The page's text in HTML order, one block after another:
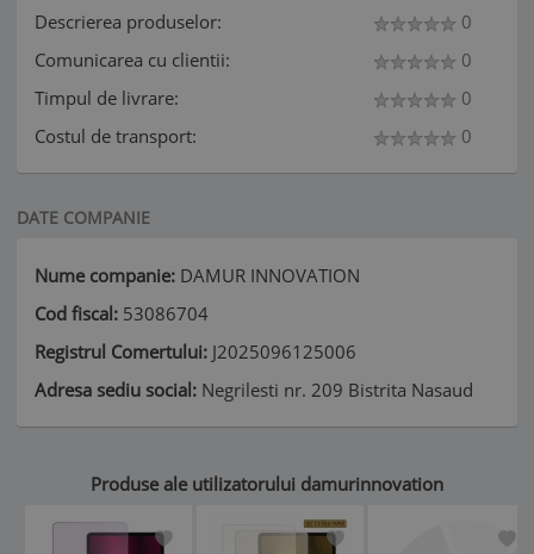
Descrierea produselor:
0
Comunicarea cu clientii:
0
Timpul de livrare:
0
Costul de transport:
0
DATE COMPANIE
Nume companie: DAMUR INNOVATION
Cod fiscal: 53086704
Registrul Comertului: J2025096125006
Adresa sediu social: Negrilesti nr. 209 Bistrita Nasaud
Produse ale utilizatorului damurinnovation